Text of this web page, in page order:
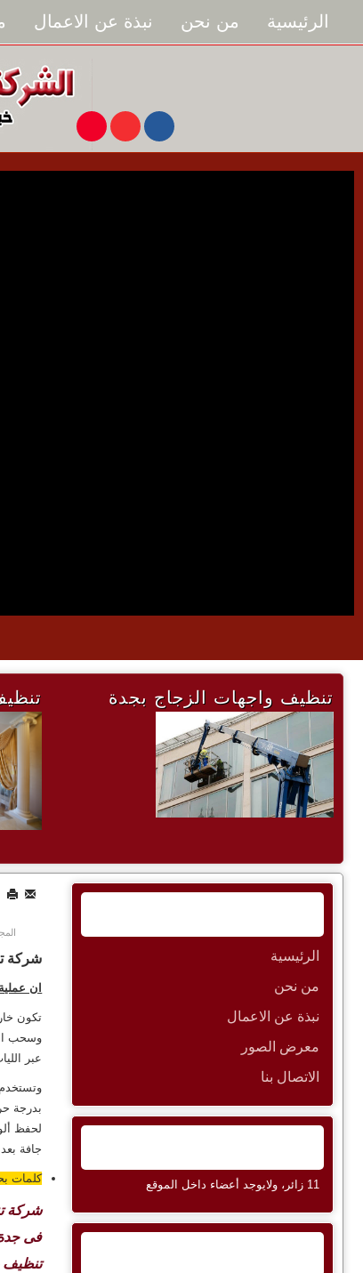
الرئيسية من نحن نبذة عن الاعمال
تنظيف واجهات الزجاج بجدة
شركة
ان
تكون
وسحب
عبر
وتستخدم
بدرجة حرارة عالية تصل الى
لحفظ
جافة بعد
كلمات
شركة
فى
تنظيف
الرئيسية
من نحن
نبذة عن الاعمال
معرض الصور
الاتصال بنا
11 زائر، ولايوجد أعضاء داخل الموقع